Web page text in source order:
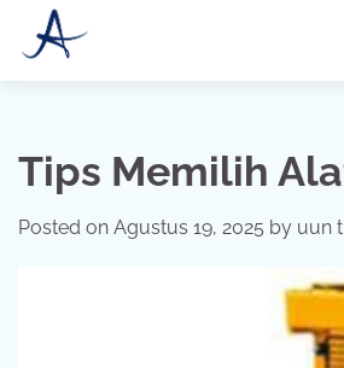
Tips Memilih
Posted on Agustus 19, 2025 by uun